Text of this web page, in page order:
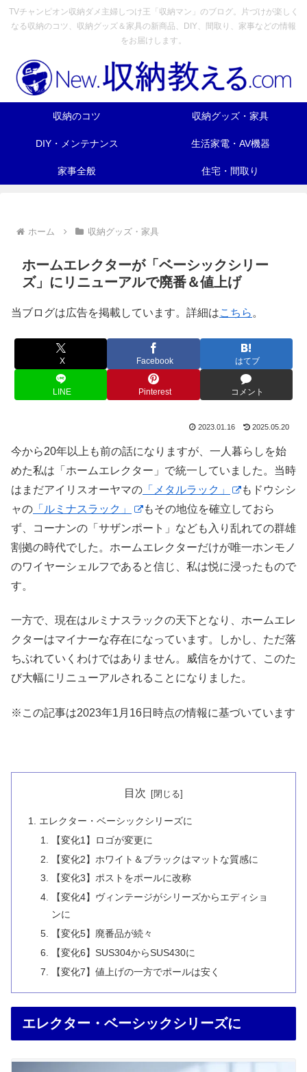
TVチャンピオン収納ダメ主婦しつけ王「収納マン」のブログ。片づけが楽しく
なる収納のコツ、収納グッズ＆家具の新商品、DIY、間取り、家事などの情報
をお届けします。
収納のコツ 収納グッズ・家具
DIY・メンテナンス 生活家電・AV機器
家事全般 住宅・間取り
ホーム 収納グッズ・家具
ホームエレクターが「ベーシックシリー
ズ」にリニューアルで廃番＆値上げ
当ブログは広告を掲載しています。詳細はこちら 。
X Facebook はてブ
LINE Pinterest コメント
2023.01.16 2025.05.20
今から20年以上も前の話になりますが、一人暮らしを始
めた私は「ホームエレクター」で統一していました。当時
はまだアイリスオーヤマの 「メタルラック」
もドウシシ
ャの 「ルミナスラック」
もその地位を確立しておら
ず、コーナンの「サザンポート」なども入り乱れての群雄
割拠の時代でした。ホームエレクターだけが唯一ホンモノ
のワイヤーシェルフであると信じ、私は悦に浸ったもので
す。
一方で、現在はルミナスラックの天下となり、ホームエレ
クターはマイナーな存在になっています。しかし、ただ落
ちぶれていくわけではありません。威信をかけて、このた
び大幅にリニューアルされることになりました。
※この記事は2023年1月16日時点の情報に基づいています
目次
エレクター・ベーシックシリーズに
【変化1】ロゴが変更に
【変化2】ホワイト＆ブラックはマットな質感に
【変化3】ポストをポールに改称
【変化4】ヴィンテージがシリーズからエディショ
ンに
【変化5】廃番品が続々
【変化6】SUS304からSUS430に
【変化7】値上げの一方でポールは安く
エレクター・ベーシックシリーズに